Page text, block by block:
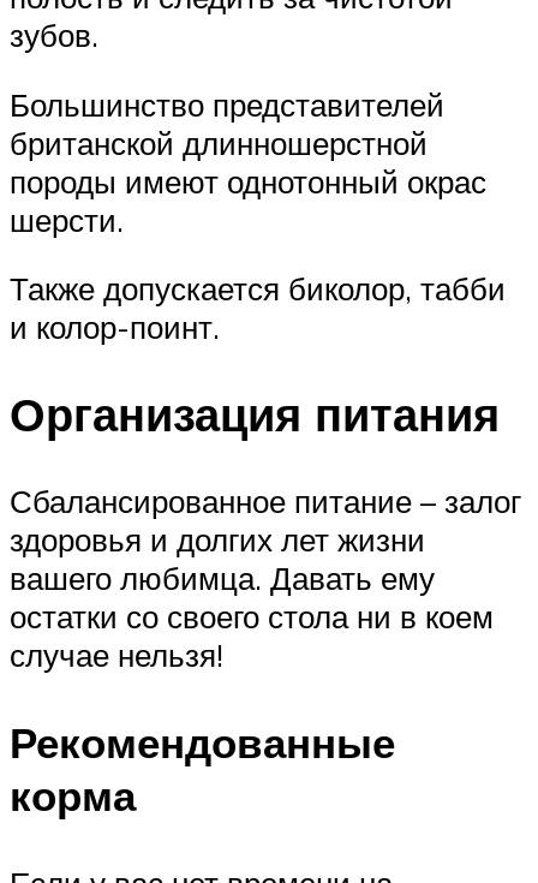
зубов.
Большинство представителей
британской длинношерстной
породы имеют однотонный окрас
шерсти.
Также допускается биколор, табби
и колор-поинт.
Организация питания
Сбалансированное питание – залог
здоровья и долгих лет жизни
вашего любимца. Давать ему
остатки со своего стола ни в коем
случае нельзя!
Рекомендованные
корма